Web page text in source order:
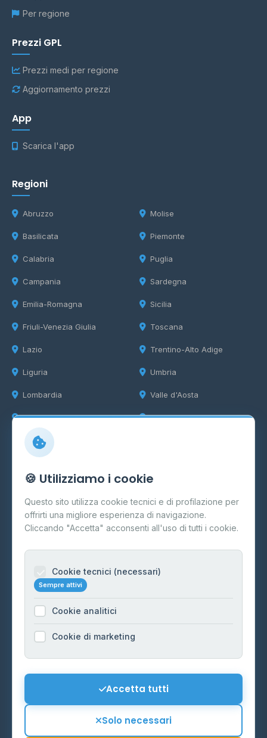
Per regione
Prezzi GPL
Prezzi medi per regione
Aggiornamento prezzi
App
Scarica l'app
Regioni
Abruzzo
Basilicata
Calabria
Campania
Emilia-Romagna
Friuli-Venezia Giulia
Lazio
Liguria
Lombardia
Marche
Molise
Piemonte
Puglia
Sardegna
Sicilia
Toscana
Trentino-Alto Adige
Umbria
Valle d'Aosta
Veneto
Info
Cos'è il GPL
FAQ
Contatti
Informazioni legali
Cookie Policy
Preferenze Cookie
Mappa del sito
🍪 Utilizziamo i cookie
Questo sito utilizza cookie tecnici e di profilazione per
offrirti una migliore esperienza di navigazione.
Cliccando "Accetta" acconsenti all'uso di tutti i cookie.
Cookie tecnici (necessari)
Sempre attivi
Cookie analitici
Cookie di marketing
Accetta tutti
Solo necessari